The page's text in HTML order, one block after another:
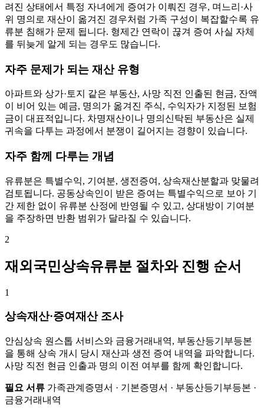
려진 상태에서 특정 자녀에게 증여가 이뤄진 경우, 며느리·사
위 명의로 재산이 옮겨진 경우처럼 가족 구성이 복잡할수록 유
류분 침해가 문제 됩니다. 형제간 연락이 끊겨 증여 사실 자체
를 뒤늦게 알게 되는 경우도 많습니다.
자주 문제가 되는 재산 유형
아파트와 상가·토지 같은 부동산, 사망 직전 인출된 현금, 잔액
이 비어 있는 예금, 명의가 옮겨진 주식, 수익자가 지정된 보험
금이 대표적입니다. 차명재산이나 명의신탁된 부동산은 실제
귀속을 다투는 과정에서 분쟁이 길어지는 경향이 있습니다.
자주 함께 다루는 개념
유류분은 특별수익, 기여분, 생전증여, 상속재산분할과 맞물려
검토됩니다. 공동상속인이 받은 증여는 특별수익으로 보아 기
간 제한 없이 유류분 산정에 반영될 수 있고, 상대방이 기여분
을 주장하면 반환 범위가 달라질 수 있습니다.
2
재외국민상속유류분 절차와 진행 순서
1
상속재산·증여재산 조사
안심상속 원스톱 서비스와 금융거래내역, 부동산등기부등본
을 통해 상속 개시 당시 재산과 생전 증여 내역을 파악합니다.
사망 직전 현금 인출과 명의 이전 여부를 함께 확인합니다.
필요 서류 가족관계증명서 · 기본증명서 · 부동산등기부등본 ·
금융거래내역